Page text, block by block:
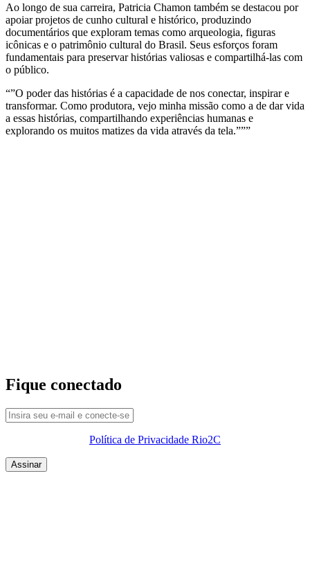
Ao longo de sua carreira, Patricia Chamon também se destacou por
apoiar projetos de cunho cultural e histórico, produzindo
documentários que exploram temas como arqueologia, figuras
icônicas e o patrimônio cultural do Brasil. Seus esforços foram
fundamentais para preservar histórias valiosas e compartilhá-las com
o público.
“”O poder das histórias é a capacidade de nos conectar, inspirar e
transformar. Como produtora, vejo minha missão como a de dar vida
a essas histórias, compartilhando experiências humanas e
explorando os muitos matizes da vida através da tela.”””
Fique conectado
Política de Privacidade Rio2C